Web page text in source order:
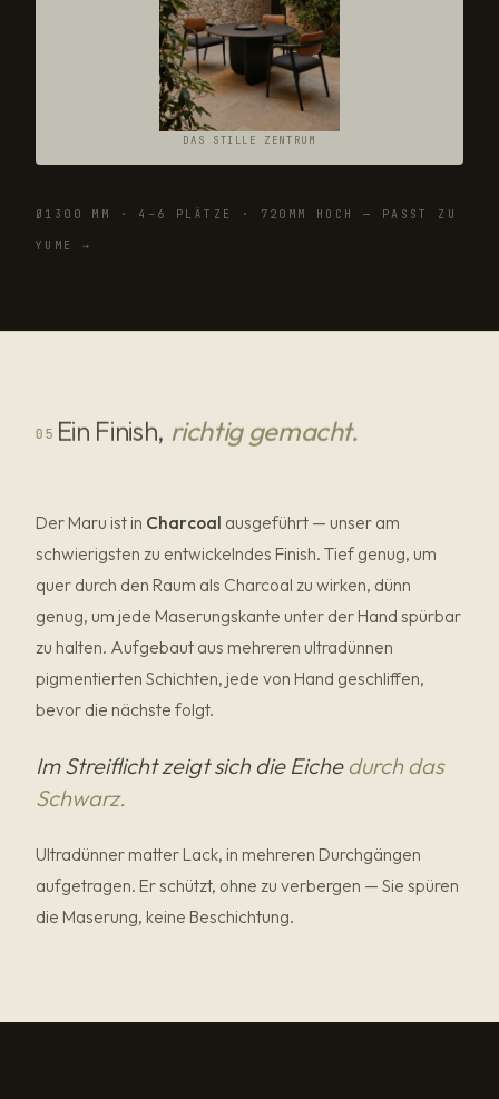
DAS STILLE ZENTRUM
Ø1300 MM · 4–6 PLÄTZE · 720MM HOCH — PASST ZU
YUME →
05 Ein Finish, richtig gemacht.
Der Maru ist in Charcoal ausgeführt — unser am
schwierigsten zu entwickelndes Finish. Tief genug, um
quer durch den Raum als Charcoal zu wirken, dünn
genug, um jede Maserungskante unter der Hand spürbar
zu halten. Aufgebaut aus mehreren ultradünnen
pigmentierten Schichten, jede von Hand geschliffen,
bevor die nächste folgt.
Im Streiflicht zeigt sich die Eiche durch das
Schwarz.
Ultradünner matter Lack, in mehreren Durchgängen
aufgetragen. Er schützt, ohne zu verbergen — Sie spüren
die Maserung, keine Beschichtung.